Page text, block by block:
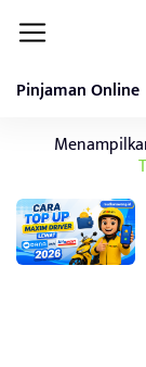
Pinjaman Online